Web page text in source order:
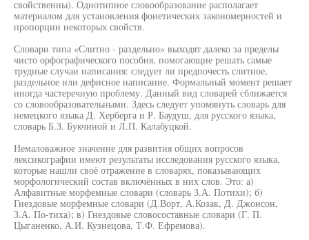
свойственны). Однотипное словообразование располагает
материалом для установления фонетических закономерностей и
пропорции некоторых свойств.
Словари типа «Слитно - раздельно» выходят далеко за пределы
чисто орфографического пособия, помогающие решать самые
трудные случаи написания: следует ли предпочесть слитное,
раздельное или дефисное написание. Формальный момент решает
иногда частеречную проблему. Данный вид словарей сближается
со словообразовательными. Здесь следует упомянуть словарь для
немецкого языка Д. Херберга и Р. Баудуш, для русского языка,
словарь Б.З. Букчиной и Л.П. Калабуцкой.
Немаловажное значение для развития общих вопросов
лексикографии имеют результаты исследования русского языка,
которые нашли своё отражение в словарях, показывающих
морфологический состав включённых в них слов. Это: а)
Алфавитные морфемные словари (словарь З.А. Потихи); б)
Гнездовые морфемные словари (Д.Ворт, А.Козак, Д. Джонсон,
З.А. По-тиха); в) Гнездовые словосоставные словари (Г. П.
Цыганенко, А.И. Кузнецова, Т.Ф. Ефремова).